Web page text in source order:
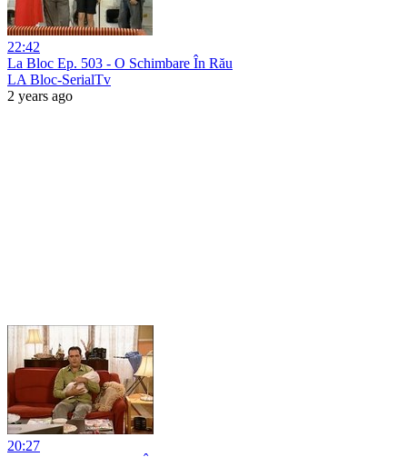
22:42
La Bloc Ep. 503 - O Schimbare În Rău
LA Bloc-SerialTv
2 years ago
20:27